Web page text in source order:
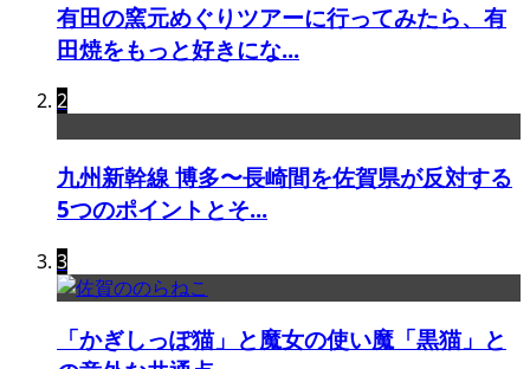
有田の窯元めぐりツアーに行ってみたら、有
田焼をもっと好きにな...
2
九州新幹線 博多〜長崎間を佐賀県が反対する
5つのポイントとそ...
3
「かぎしっぽ猫」と魔女の使い魔「黒猫」と